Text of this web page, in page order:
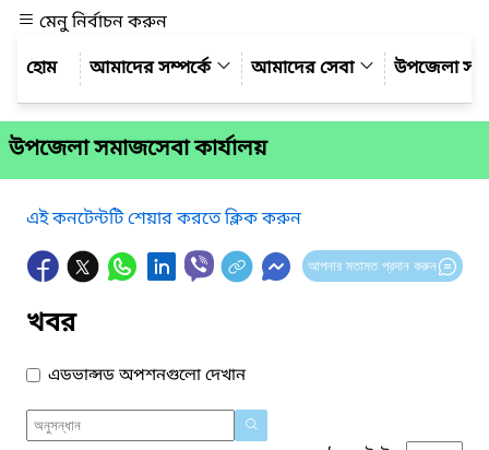
মেনু নির্বাচন করুন
আমাদের সম্পর্কে
আমাদের সেবা উপজেলা
উপজেলা সমাজসেবা কার্যালয়
এই কনটেন্টটি শেয়ার করতে ক্লিক করুন
আপনার মতামত প্রদান করুন
খবর
এডভান্সড অপশনগুলো দেখান